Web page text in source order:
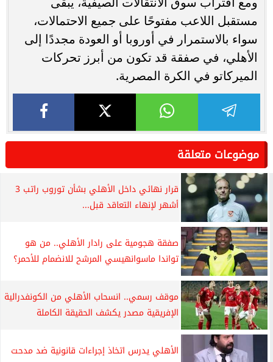
مستقبل اللاعب مفتوحًا على جميع الاحتمالات،
سواء بالاستمرار في أوروبا أو العودة مجددًا إلى
الأهلي، في صفقة قد تكون من أبرز تحركات
الميركاتو في الكرة المصرية.
موضوعات متعلقة
قرار نهائي داخل الأهلي بشأن توروب راتب 3
أشهر لإنهاء التعاقد قبل...
صفقة هجومية على رادار الأهلي.. من هو
تواندا ماسوانهيسي المرشح للانضمام للأحمر؟
موقف رسمي.. انسحاب الأهلي من الكونفدرالية
الإفريقية مصدر يكشف الحقيقة الكاملة
الأهلي يدرس اتخاذ إجراءات قانونية ضد مدحت